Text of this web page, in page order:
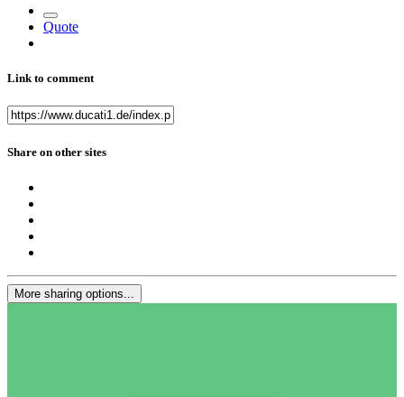
Quote
Link to comment
Share on other sites
More sharing options...